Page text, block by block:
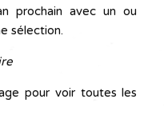
prochain avec un ou
sélection.
pour voir toutes les